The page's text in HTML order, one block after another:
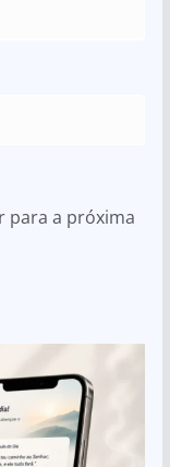
para a próxima